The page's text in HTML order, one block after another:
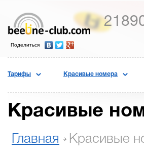
Поделиться
Тарифы Красивые номера
Красивые
Главная Красивые